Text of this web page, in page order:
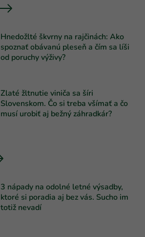
Hnedožlté škvrny na rajčinách: Ako
spoznať obávanú pleseň a čím sa líši
od poruchy výživy?
Zlaté žltnutie viniča sa šíri
Slovenskom. Čo si treba všímať a čo
musí urobiť aj bežný záhradkár?
3 nápady na odolné letné výsadby,
ktoré si poradia aj bez vás. Sucho im
totiž nevadí